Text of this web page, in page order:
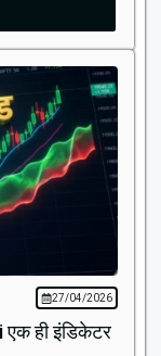
27/04/2026
ही इंडिकेटर